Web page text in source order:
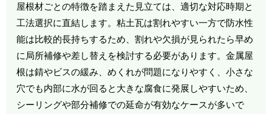
屋根材ごとの特徴を踏まえた見立ては、適切な対応時期と
工法選択に直結します。粘土瓦は割れやすい一方で防水性
能は比較的長持ちするため、割れや欠損が見られたら早め
に局所補修や差し替えを検討する必要があります。金属屋
根は錆やビスの緩み、めくれが問題になりやすく、小さな
穴でも内部に水が回ると大きな腐食に発展しやすいため、
シーリングや部分補修での延命が有効なケースが多いで